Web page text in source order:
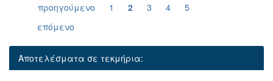
προηγούμενο 1 2 3 4
5
επόμενο
Αποτελέσματα σε τεκμήρια: